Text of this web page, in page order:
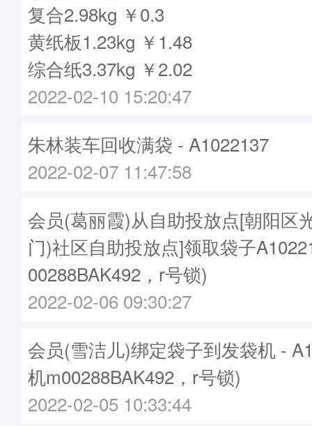
复合2.98kg ￥0.3
黄纸板1.23kg ￥1.48
综合纸3.37kg ￥2.02
2022-02-10 15:20:47
朱林装车回收满袋 - A1022137
2022-02-07 11:47:58
会员(葛丽霞)从自助投放点[朝阳区
门)社区自助投放点]领取袋子
00288BAK492，r号锁)
2022-02-06 09:30:27
会员(雪洁儿)绑定袋子到发袋机 -
机m00288BAK492，r号锁)
2022-02-05 10:33:44